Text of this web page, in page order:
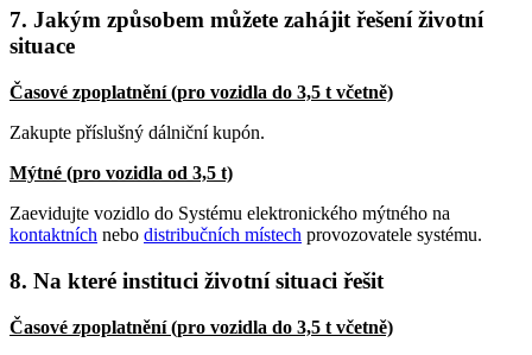
7. Jakým způsobem můžete zahájit řešení životní
situace
Časové zpoplatnění (pro vozidla do 3,5 t včetně)
Zakupte příslušný dálniční kupón.
Mýtné (pro vozidla od 3,5 t)
Zaevidujte vozidlo do Systému elektronického mýtného na
kontaktních nebo distribučních místech provozovatele systému.
8. Na které instituci životní situaci řešit
Časové zpoplatnění (pro vozidla do 3,5 t včetně)